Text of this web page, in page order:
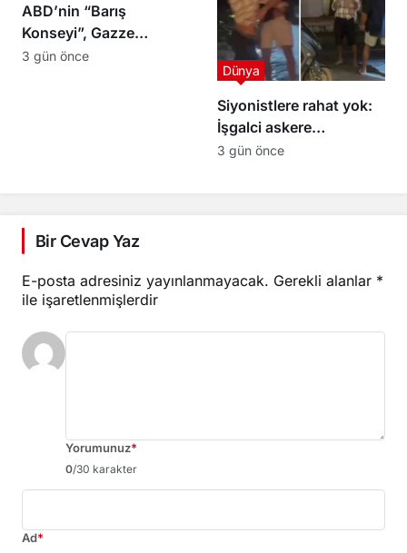
ABD’nin “Barış
Konseyi”, Gazze
Şeridi’nin güneyinde ilk
3 gün önce
Siyonistlere rahat yok:
İşgalci askere
Filipinler’de saldırı
Dünya
3 gün önce
Bir Cevap Yaz
E-posta adresiniz yayınlanmayacak. Gerekli alanlar *
ile işaretlenmişlerdir
Yorumunuz*
0/30 karakter
Ad*